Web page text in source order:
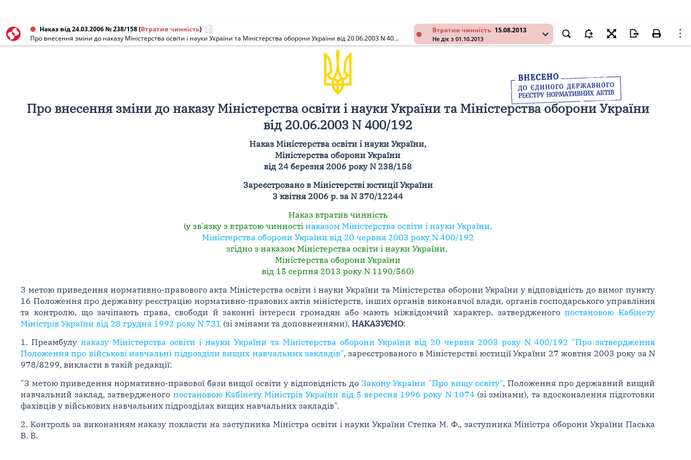
Втратив чинність 15.08.2013
Не діє з 01.10.2013
Наказ від 24.03.2006 № 238/158(Втратив чинність)
Про внесення зміни до наказу Міністерства освіти і науки України та Міністерства оборони України від 20.06.2003 N 400/192